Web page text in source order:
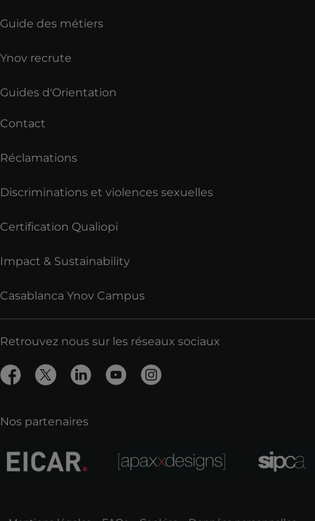
Guide des métiers
Ynov recrute
Guides d'Orientation
Contact
Réclamations
Discriminations et violences sexuelles
Certification Qualiopi
Impact & Sustainability
Casablanca Ynov Campus
Retrouvez nous sur les réseaux sociaux
Nos partenaires